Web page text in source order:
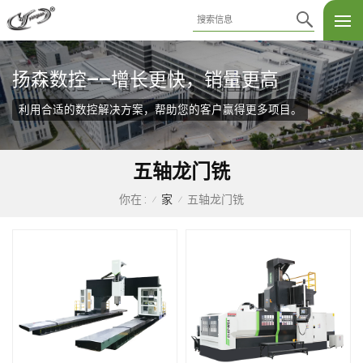
扬森数控——增长更快，销量更高
利用合适的数控解决方案，帮助您的客户赢得更多项目。
五轴龙门铣
你在 : / 家 / 五轴龙门铣